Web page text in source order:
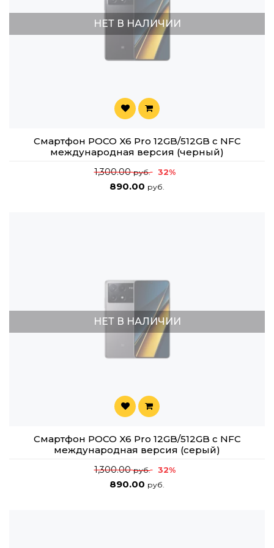
НЕТ В НАЛИЧИИ
Смартфон POCO X6 Pro 12GB/512GB с NFC
международная версия (черный)
1,300.00руб. 32%
890.00 руб.
НЕТ В НАЛИЧИИ
Смартфон POCO X6 Pro 12GB/512GB с NFC
международная версия (серый)
1,300.00руб. 32%
890.00 руб.